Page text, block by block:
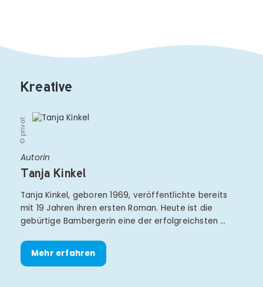
Kreative
© privat
Autorin
Tanja Kinkel
Tanja Kinkel, geboren 1969, veröffentlichte bereits
mit 19 Jahren ihren ersten Roman. Heute ist die
gebürtige Bambergerin eine der erfolgreichsten …
Mehr erfahren